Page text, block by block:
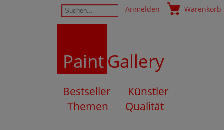
Anmelden Warenkorb
PaintGallery
Bestseller
Künstler
Themen
Qualität